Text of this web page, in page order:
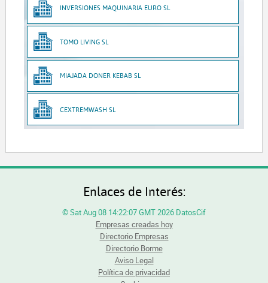
INVERSIONES MAQUINARIA EURO SL
TOMO LIVING SL
MIAJADA DONER KEBAB SL
CEXTREMWASH SL
Enlaces de Interés:
© Sat Aug 08 14:22:07 GMT 2026 DatosCif
Empresas creadas hoy
Directorio Empresas
Directorio Borme
Aviso Legal
Política de privacidad